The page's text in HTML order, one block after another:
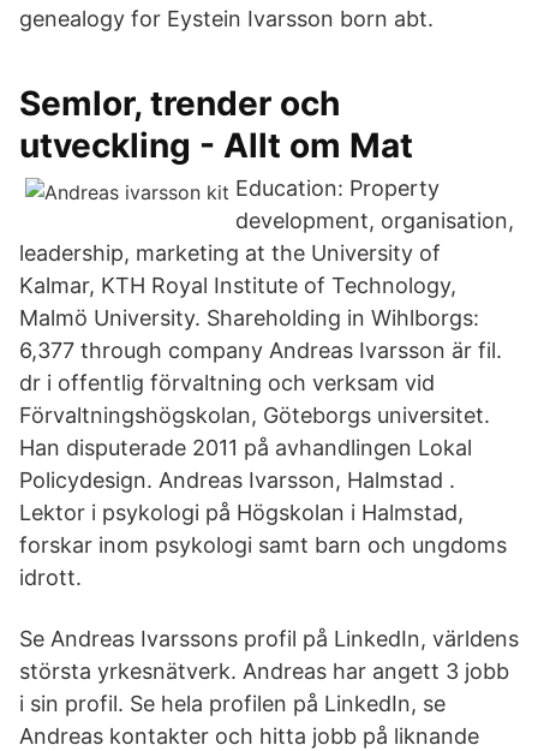
genealogy for Eystein Ivarsson born abt.
Semlor, trender och
utveckling - Allt om Mat
Education: Property
development, organisation,
leadership, marketing at the University of
Kalmar, KTH Royal Institute of Technology,
Malmö University. Shareholding in Wihlborgs:
6,377 through company Andreas Ivarsson är fil.
dr i offentlig förvaltning och verksam vid
Förvaltningshögskolan, Göteborgs universitet.
Han disputerade 2011 på avhandlingen Lokal
Policydesign. Andreas Ivarsson, Halmstad .
Lektor i psykologi på Högskolan i Halmstad,
forskar inom psykologi samt barn och ungdoms
idrott.
Se Andreas Ivarssons profil på LinkedIn, världens
största yrkesnätverk. Andreas har angett 3 jobb
i sin profil. Se hela profilen på LinkedIn, se
Andreas kontakter och hitta jobb på liknande